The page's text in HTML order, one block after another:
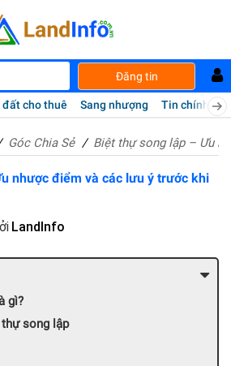
Đăng tin
đất cho thuê Sang nhượng Tin chính chủ
Góc Chia Sẻ Biệt thự song lập – Ưu
nhược điểm và các lưu ý trước khi
LandInfo
gì?
song lập